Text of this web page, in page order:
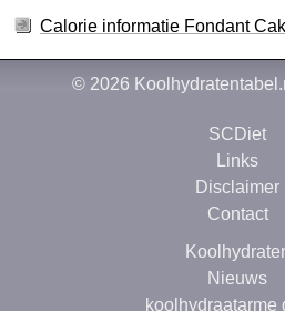
Calorie informatie Fondant
© 2026
SCDiet
Links
Disclaimer
Contact
Nieuws
koolhydraatarme